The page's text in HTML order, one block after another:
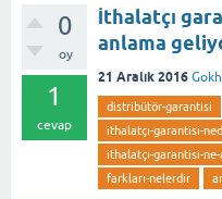
0
oy
1
cevap
İthalatçı
anlama
21 Aralık 2016
distribütör-garantisi
ithalatçı-garantisi-
ithalatçı-garantisi-
farkları-nelerdir